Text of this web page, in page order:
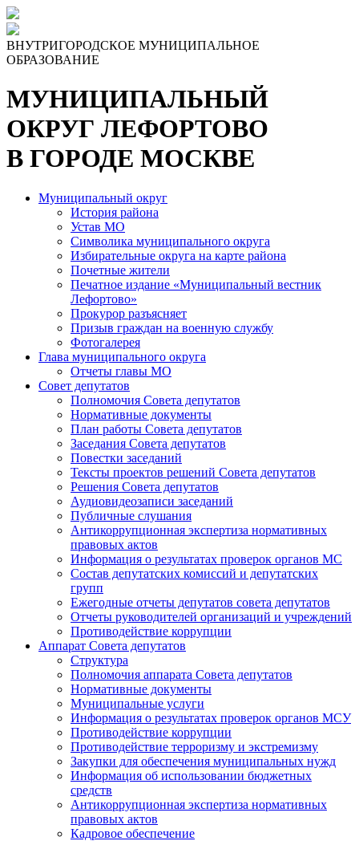
Skip
to
the
content
ВНУТРИГОРОДСКОЕ МУНИЦИПАЛЬНОЕ
ОБРАЗОВАНИЕ
МУНИЦИПАЛЬНЫЙ
ОКРУГ ЛЕФОРТОВО
В ГОРОДЕ МОСКВЕ
Муниципальный округ
История района
Устав МО
Символика муниципального округа
Избирательные округа на карте района
Почетные жители
Печатное издание «Муниципальный вестник
Лефортово»
Прокурор разъясняет
Призыв граждан на военную службу
Фотогалерея
Глава муниципального округа
Отчеты главы МО
Совет депутатов
Полномочия Совета депутатов
Нормативные документы
План работы Совета депутатов
Заседания Cовета депутатов
Повестки заседаний
Тексты проектов решений Совета депутатов
Решения Совета депутатов
Аудиовидеозаписи заседаний
Публичные слушания
Антикоррупционная экспертиза нормативных
правовых актов
Информация о результатах проверок органов МС
Состав депутатских комиссий и депутатских
групп
Ежегодные отчеты депутатов совета депутатов
Отчеты руководителей организаций и учреждений
Противодействие коррупции
Аппарат Совета депутатов
Структура
Полномочия аппарата Совета депутатов
Нормативные документы
Муниципальные услуги
Информация о результатах проверок органов МСУ
Противодействие коррупции
Противодействие терроризму и экстремизму
Закупки для обеспечения муниципальных нужд
Информация об использовании бюджетных
средств
Антикоррупционная экспертиза нормативных
правовых актов
Кадровое обеспечение